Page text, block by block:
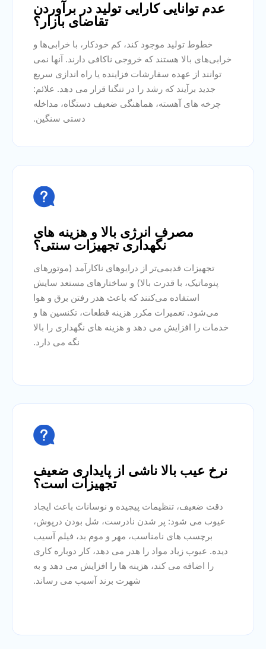
عدم توانایی کارایی تولید در برآوردن
تقاضای بازار؟
خطوط تولید موجود کند، کم خودکار، با خرابی‌ها و
خرابی‌های بالا هستند که خروجی ناکافی دارند. آنها نمی
توانند از عهده سفارشات فزاینده یا راه اندازی سریع
جدید برآیند که رشد را در تنگنا قرار می دهد. علائم:
چرخه های آهسته، هماهنگی ضعیف دستگاه، مداخله
دستی سنگین.

مصرف انرژی بالا و هزینه های
نگهداری تجهیزات سنتی؟
تجهیزات قدیمی‌تر از درایوهای ناکارآمد (موتورهای
پنوماتیک، با قدرت بالا) و ساختارهای مستعد سایش
استفاده می‌کنند که باعث هدر رفتن برق و هوا
می‌شود. تعمیرات مکرر هزینه قطعات، تکنسین ها و
خدمات را افزایش می دهد و هزینه های نگهداری را بالا
نگه می دارد.

نرخ عیب بالا ناشی از پایداری ضعیف
تجهیزات است؟
دقت ضعیف، تنظیمات پیچیده و نوسانات باعث ایجاد
عیوب می شود: پر شدن نادرست، شل بودن درپوش،
برچسب های نامناسب، مهر و موم بد، فیلم آسیب
دیده. عیوب زیاد مواد را هدر می دهد، کار دوباره کاری
را اضافه می کند، هزینه ها را افزایش می دهد و به
شهرت برند آسیب می رساند.